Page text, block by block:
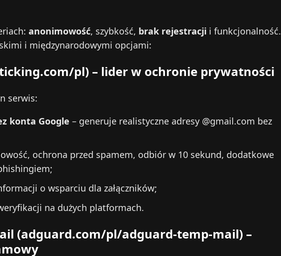
anonimowość, szybkość, brak rejestracji i funkcjonalność.
i międzynarodowymi opcjami:
pl) – lider w ochronie prywatności
serwis:
konta Google – generuje realistyczne adresy @gmail.com bez
ochrona przed spamem, odbiór w 10 sekund, dodatkowe
o wsparciu dla załączników;
na dużych platformach.
(adguard.com/pl/adguard-temp-mail) –